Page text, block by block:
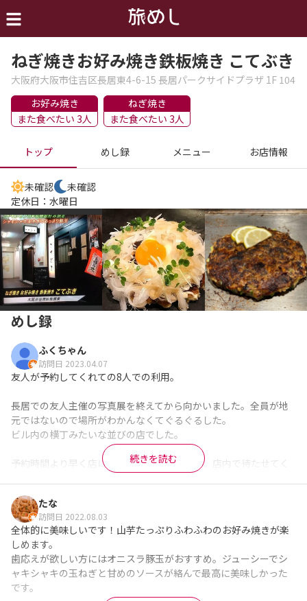
ねぎ焼きお好み焼き鉄板焼き こてぶき
大阪府大阪市住吉区長居東4-6-15 長居パークサイドプラザ 1F 104
お好み焼き
また食べたい 3人
ねぎ焼き
また食べたい 3人
トップ めし録 メニュー お店情報
未確認
未確認
定休日： 水曜日
めし録
ふくちゃん
訪問日 2023.04.07
友人が予約してくれての8人での利用。
長居での友人主催の写真展を終えてから向かいました。全員が地
元ではないので場所がわかんなくてぐるぐるした。
ビル内の横丁みたいな並びの店でした。
予約時間より早く店に着いちゃったのですが、店内で待たせてく
この日は長居にあるスタジアムでJリーグ？の試合があった模様。
その流れで店内は賑わってる。
店主ワンオペで、お店は手一杯のよう。
(この日はバイトが休みだったよう)
しかし、店主の機転早し！
早々に“本日貸し切り”の張り紙し、店内に集中と決め込んだ！！
続きを読む
たな
訪問日 2022.08.03
全体的に美味しいです！山芋たっぷりふわふわのお好み焼きが楽
しめます。
歯応えが欲しい方にはオニスラ豚玉がおすすめ。ジューシーでシ
ャキシャキの玉ねぎと甘めのソースが絡んで最高に美味しかった
です。